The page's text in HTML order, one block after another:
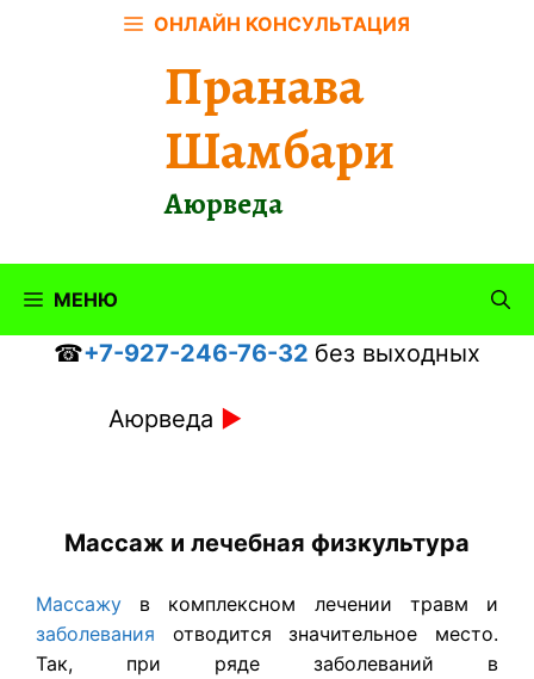
ОНЛАЙН КОНСУЛЬТАЦИЯ
Пранава
Шамбари
Аюрведа
МЕНЮ
☎+7-927-246-76-32 без выходных
Аюрведа ►
Массаж и лечебная физкультура
Массажу в комплексном лечении травм и
заболевания отводится значительное место.
Так, при ряде заболеваний в